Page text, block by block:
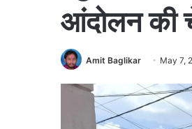
आंदोलन की
Amit Baglikar May 7,